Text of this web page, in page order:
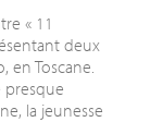
« 11
deux
en Toscane.
presque
la jeunesse